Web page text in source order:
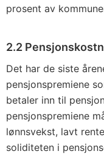
prosent av
2.2
Det har de siste
pensjonspremiene
betaler inn til
pensjonspremiene
lønnsvekst, lavt
soliditeten i